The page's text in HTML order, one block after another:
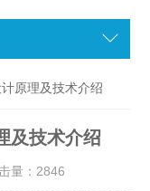
原理及技术介绍
及技术介绍
量： 2846